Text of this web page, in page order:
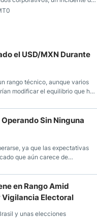
mercado del petróleo.
el USD/MXN Durante
rango técnico, aunque varios
modificar el equilibrio que ha
Sin Ninguna
ya que las expectativas
que aún carece de
en Rango Amid
Vigilancia Electoral
y unas elecciones